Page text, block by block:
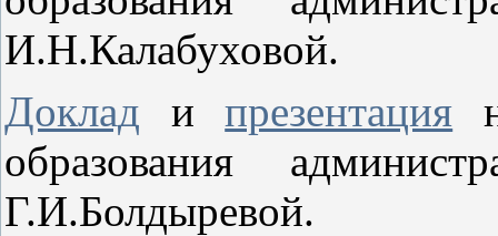
И.Н.Калабуховой.
Доклад ипрезентация
образования
Г.И.Болдыревой.